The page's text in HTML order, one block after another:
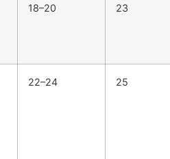
18–20 23
22–24 25